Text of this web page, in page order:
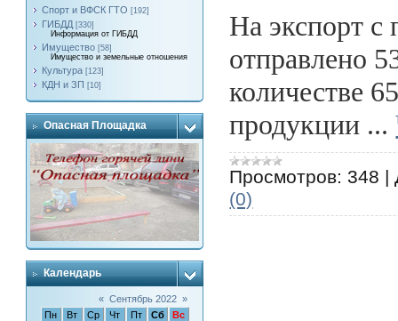
Спорт и ВФСК ГТО [192]
ГИБДД [330]
Информация от ГИБДД
Имущество [58]
Имущество и земельные отношения
Культура [123]
КДН и ЗП [10]
Опасная Площадка
Календарь
« Сентябрь 2022 »
Пн
Вт Ср Чт Пт Сб
Вс
На экспорт с
отправлено
количестве
продукции ...
Просмотров: 348 |
(0)